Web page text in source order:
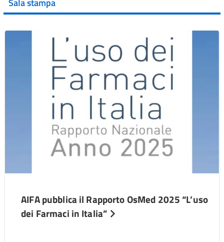
Sala stampa
AIFA pubblica il Rapporto OsMed 2025 “L’uso
dei Farmaci in Italia”